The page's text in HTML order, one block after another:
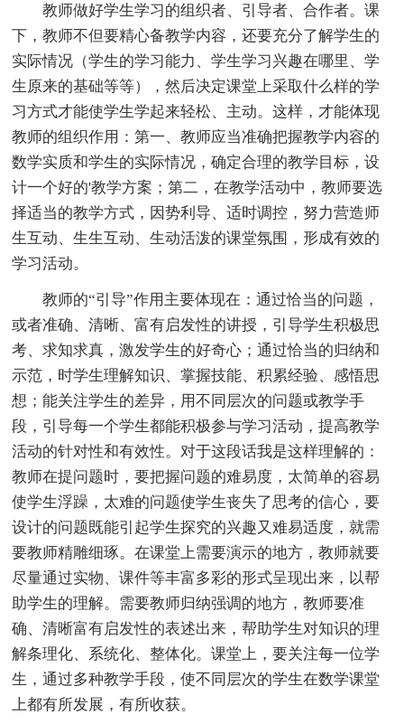
教师做好学生学习的组织者、引导者、合作者。课
下，教师不但要精心备教学内容，还要充分了解学生的
实际情况（学生的学习能力、学生学习兴趣在哪里、学
生原来的基础等等），然后决定课堂上采取什么样的学
习方式才能使学生学起来轻松、主动。这样，才能体现
教师的组织作用：第一、教师应当准确把握教学内容的
数学实质和学生的实际情况，确定合理的教学目标，设
计一个好的'教学方案；第二，在教学活动中，教师要选
择适当的教学方式，因势利导、适时调控，努力营造师
生互动、生生互动、生动活泼的课堂氛围，形成有效的
学习活动。
教师的“引导”作用主要体现在：通过恰当的问题，
或者准确、清晰、富有启发性的讲授，引导学生积极思
考、求知求真，激发学生的好奇心；通过恰当的归纳和
示范，时学生理解知识、掌握技能、积累经验、感悟思
想；能关注学生的差异，用不同层次的问题或教学手
段，引导每一个学生都能积极参与学习活动，提高教学
活动的针对性和有效性。对于这段话我是这样理解的：
教师在提问题时，要把握问题的难易度，太简单的容易
使学生浮躁，太难的问题使学生丧失了思考的信心，要
设计的问题既能引起学生探究的兴趣又难易适度，就需
要教师精雕细琢。在课堂上需要演示的地方，教师就要
尽量通过实物、课件等丰富多彩的形式呈现出来，以帮
助学生的理解。需要教师归纳强调的地方，教师要准
确、清晰富有启发性的表述出来，帮助学生对知识的理
解条理化、系统化、整体化。课堂上，要关注每一位学
生，通过多种教学手段，使不同层次的学生在数学课堂
上都有所发展，有所收获。